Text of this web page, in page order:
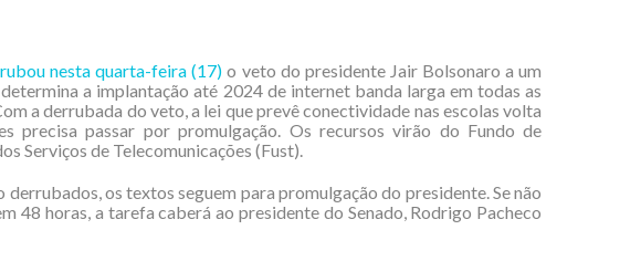
nesta quarta-feira (17)o veto do presidente Jair Bolsonaro a um
a implantação até 2024 de internet banda larga em todas as
a derrubada do veto, a lei que prevê conectividade nas escolas volta
precisa passar por promulgação. Os recursos virão do Fundo de
Serviços de Telecomunicações (Fust).
derrubados, os textos seguem para promulgação do presidente. Se não
48 horas, a tarefa caberá ao presidente do Senado, Rodrigo Pacheco